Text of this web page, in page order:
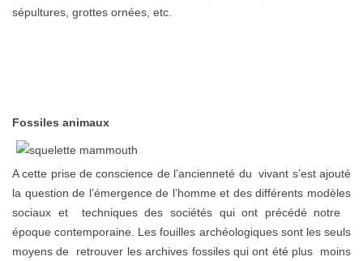
sépultures, grottes ornées, etc.
Fossiles animaux
A cette prise de conscience de l’ancienneté du vivant s’est ajouté
la question de l’émergence de l’homme et des différents modèles
sociaux et techniques des sociétés qui ont précédé notre
époque contemporaine. Les fouilles archéologiques sont les seuls
moyens de retrouver les archives fossiles qui ont été plus moins